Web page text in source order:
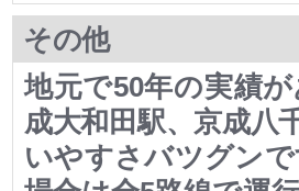
その他
地元で50年の実績
成大和田駅、京成八
いやすさバツグン